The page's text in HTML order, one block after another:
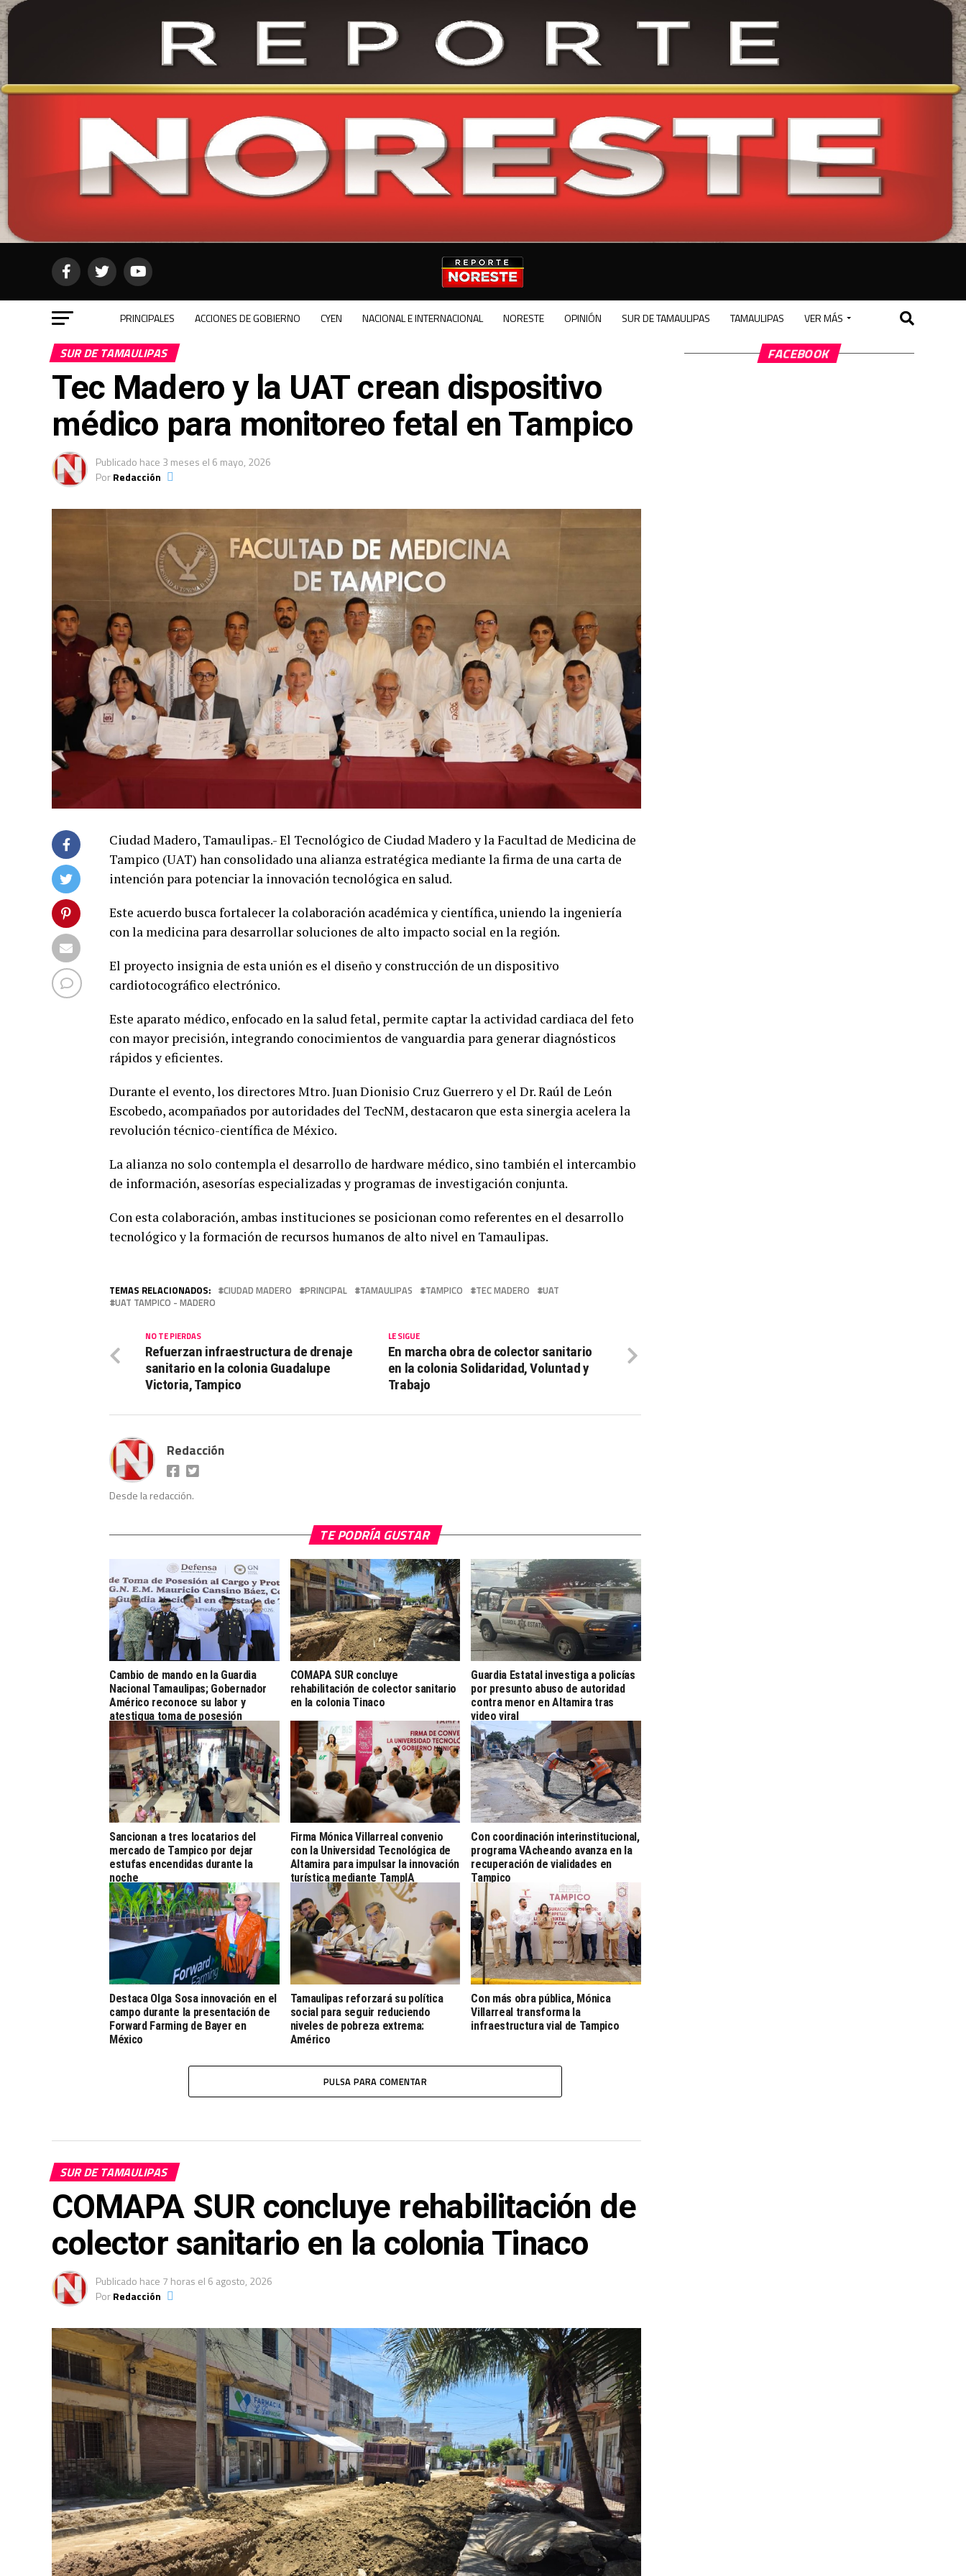
PRINCIPALES ACCIONES DE GOBIERNO CYEN NACIONAL E INTERNACIONAL NORESTE OPINIÓN SUR DE TAMAULIPAS TAMAULIPAS VER MÁS
SUR DE TAMAULIPAS
Tec Madero y la UAT crean dispositivo
médico para monitoreo fetal en Tampico
Publicado hace 3 meses el 6 mayo, 2026
PorRedacción
Ciudad Madero, Tamaulipas.- El Tecnológico de Ciudad Madero y la Facultad de Medicina de
Tampico (UAT) han consolidado una alianza estratégica mediante la firma de una carta de
intención para potenciar la innovación tecnológica en salud.
Este acuerdo busca fortalecer la colaboración académica y científica, uniendo la ingeniería
con la medicina para desarrollar soluciones de alto impacto social en la región.
El proyecto insignia de esta unión es el diseño y construcción de un dispositivo
cardiotocográfico electrónico.
Este aparato médico, enfocado en la salud fetal, permite captar la actividad cardiaca del feto
con mayor precisión, integrando conocimientos de vanguardia para generar diagnósticos
rápidos y eficientes.
Durante el evento, los directores Mtro. Juan Dionisio Cruz Guerrero y el Dr. Raúl de León
Escobedo, acompañados por autoridades del TecNM, destacaron que esta sinergia acelera la
revolución técnico-científica de México.
La alianza no solo contempla el desarrollo de hardware médico, sino también el intercambio
de información, asesorías especializadas y programas de investigación conjunta.
Con esta colaboración, ambas instituciones se posicionan como referentes en el desarrollo
tecnológico y la formación de recursos humanos de alto nivel en Tamaulipas.
TEMAS RELACIONADOS: CIUDAD MADERO PRINCIPAL TAMAULIPAS TAMPICO TEC MADERO
UAT
UAT TAMPICO - MADERO
LE SIGUE
En marcha obra de colector sanitario
en la colonia Solidaridad, Voluntad y
Trabajo
NO TE PIERDAS
Refuerzan infraestructura de drenaje
sanitario en la colonia Guadalupe
Victoria, Tampico
Redacción
Desde la redacción.
TE PODRÍA GUSTAR
Cambio de mando en la Guardia
Nacional Tamaulipas; Gobernador
Américo reconoce su labor y
atestigua toma de posesión
COMAPA SUR concluye
rehabilitación de colector sanitario
en la colonia Tinaco
Guardia Estatal investiga a policías
por presunto abuso de autoridad
contra menor en Altamira tras
video viral
Sancionan a tres locatarios del
mercado de Tampico por dejar
estufas encendidas durante la
noche
Firma Mónica Villarreal convenio
con la Universidad Tecnológica de
Altamira para impulsar la innovación
turística mediante TampIA
Con coordinación interinstitucional,
programa VAcheando avanza en la
recuperación de vialidades en
Tampico
Destaca Olga Sosa innovación en el
campo durante la presentación de
Forward Farming de Bayer en
México
Tamaulipas reforzará su política
social para seguir reduciendo
niveles de pobreza extrema:
Américo
Con más obra pública, Mónica
Villarreal transforma la
infraestructura vial de Tampico
PULSA PARA COMENTAR
SUR DE TAMAULIPAS
COMAPA SUR concluye rehabilitación de
colector sanitario en la colonia Tinaco
Publicado hace 7 horas el 6 agosto, 2026
PorRedacción
FACEBOOK